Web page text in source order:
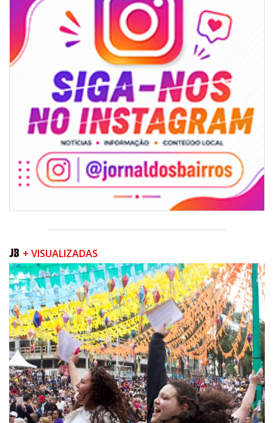
GERAL
05/08/2026 | 07:00
Queda na geração europeia ocorre enquanto inteligência artificial, data
centers e carros elétricos elevam a demanda e colocam o
armazenamento no centro do debate energético
NAVEGANTES
+ VISUALIZADAS